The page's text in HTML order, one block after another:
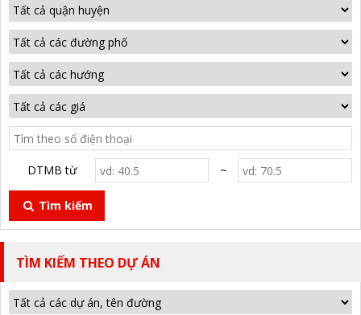
DTMB từ ~
Tìm kiếm
TÌM KIẾM THEO DỰ ÁN